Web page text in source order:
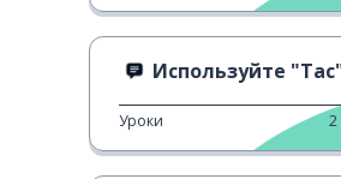
Используйте "Tac", чтобы
Уроки 2